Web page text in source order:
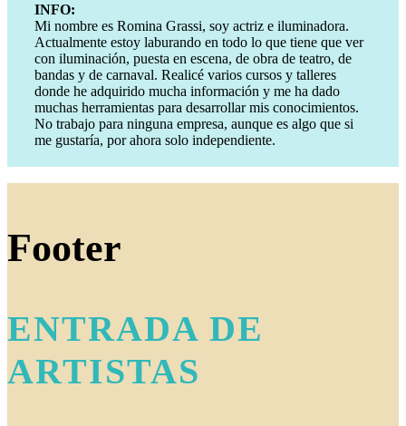
INFO:
Mi nombre es Romina Grassi, soy actriz e iluminadora.
Actualmente estoy laburando en todo lo que tiene que ver
con iluminación, puesta en escena, de obra de teatro, de
bandas y de carnaval. Realicé varios cursos y talleres
donde he adquirido mucha información y me ha dado
muchas herramientas para desarrollar mis conocimientos.
No trabajo para ninguna empresa, aunque es algo que si
me gustaría, por ahora solo independiente.
Footer
ENTRADA DE
ARTISTAS